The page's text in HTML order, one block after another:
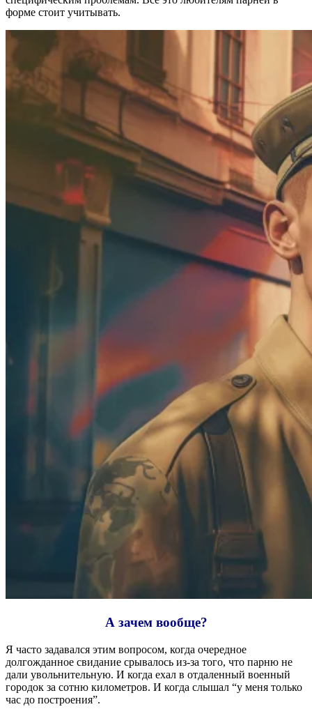
форме стоит учитывать.
А зачем вообще?
Я часто задавался этим вопросом, когда очередное
долгожданное свидание срывалось из-за того, что парню не
дали увольнительную. И когда ехал в отдаленный военный
городок за сотню километров. И когда слышал “у меня только
час до построения”.